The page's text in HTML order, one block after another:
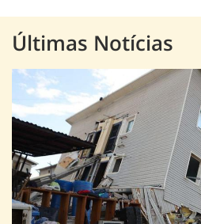
Últimas Notícias